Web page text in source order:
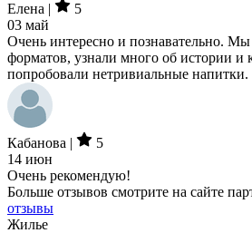
Елена |
5
03 май
Очень интересно и познавательно.
форматов, узнали много об истории и
попробовали нетривиальные
Кабанова |
5
14 июн
Очень рекомендую!
Больше отзывов смотрите на сайте
отзывы
Жилье